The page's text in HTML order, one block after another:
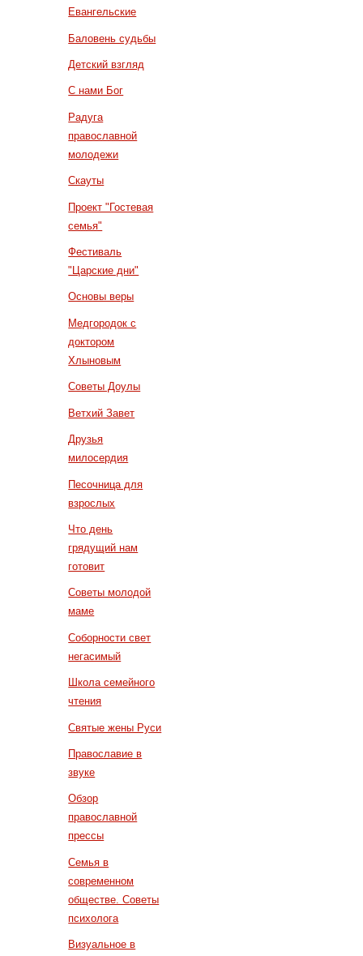
Евангельские
Баловень судьбы
Детский взгляд
С нами Бог
Радуга
православной
молодежи
Скауты
Проект "Гостевая
семья"
Фестиваль
"Царские дни"
Основы веры
Медгородок с
доктором
Хлыновым
Советы Доулы
Ветхий Завет
Друзья
милосердия
Песочница для
взрослых
Что день
грядущий нам
готовит
Советы молодой
маме
Соборности свет
негасимый
Школа семейного
чтения
Святые жены Руси
Православие в
звуке
Обзор
православной
прессы
Семья в
современном
обществе. Советы
психолога
Визуальное в